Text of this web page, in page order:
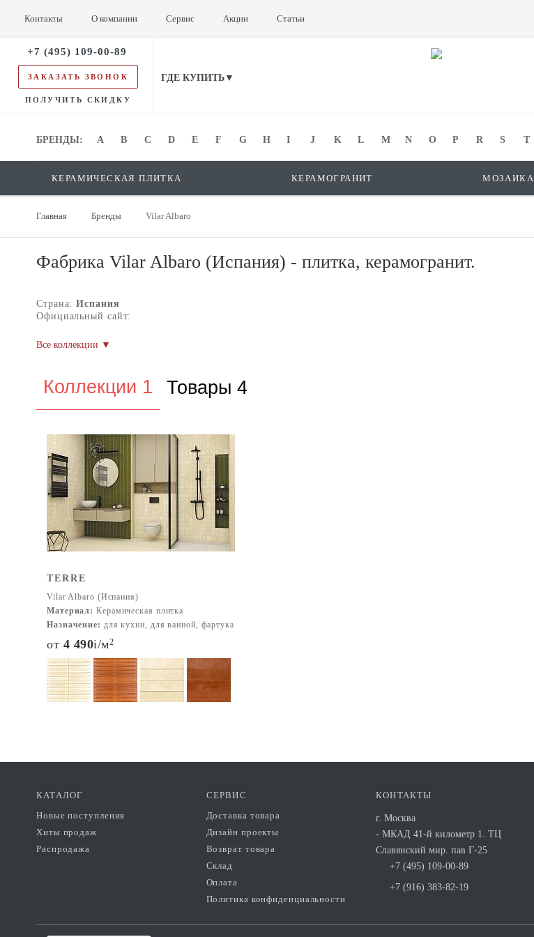
Контакты О компании Сервис Акции Статьи
+7 (495) 109-00-89
ЗАКАЗАТЬ ЗВОНОК
ПОЛУЧИТЬ СКИДКУ
ГДЕ КУПИТЬ▼
БРЕНДЫ: A B C D E F G H I J K L M N O P R S T
БРЕНДЫ:
КЕРАМИЧЕСКАЯ ПЛИТКА КЕРАМОГРАНИТ МОЗАИКА
Главная Бренды Vilar Albaro
Фабрика Vilar Albaro (Испания) - плитка, керамогранит.
Страна:Испания
Официальный сайт:
Коллекции 1 Товары 4
TERRE
Vilar Albaro (Испания)
Материал: Керамическая плитка
Назначение: для кухни, для ванной, фартука
от 4 490i/м2
КАТАЛОГ
Новые поступления
Хиты продаж
Распродажа
СЕРВИС
Доставка товара
Дизайн проекты
Возврат товара
Склад
Оплата
Политика конфиденциальности
КОНТАКТЫ
г. Москва
- МКАД 41-й километр 1. ТЦ
Славянский мир. пав Г-25
+7 (495) 109-00-89
+7 (916) 383-82-19